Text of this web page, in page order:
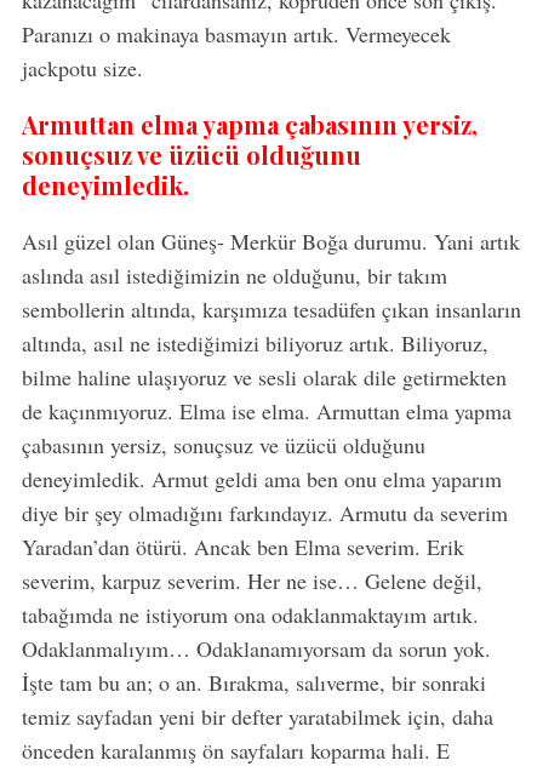
Paranızı o makinaya basmayın artık. Vermeyecek
jackpotu size.
Armuttan elma yapma çabasının yersiz,
sonuçsuz ve üzücü olduğunu
deneyimledik.
Asıl güzel olan Güneş- Merkür Boğa durumu. Yani artık
aslında asıl istediğimizin ne olduğunu, bir takım
sembollerin altında, karşımıza tesadüfen çıkan insanların
altında, asıl ne istediğimizi biliyoruz artık. Biliyoruz,
bilme haline ulaşıyoruz ve sesli olarak dile getirmekten
de kaçınmıyoruz. Elma ise elma. Armuttan elma yapma
çabasının yersiz, sonuçsuz ve üzücü olduğunu
deneyimledik. Armut geldi ama ben onu elma yaparım
diye bir şey olmadığını farkındayız. Armutu da severim
Yaradan’dan ötürü. Ancak ben Elma severim. Erik
severim, karpuz severim. Her ne ise… Gelene değil,
tabağımda ne istiyorum ona odaklanmaktayım artık.
Odaklanmalıyım… Odaklanamıyorsam da sorun yok.
İşte tam bu an; o an. Bırakma, salıverme, bir sonraki
temiz sayfadan yeni bir defter yaratabilmek için, daha
önceden karalanmış ön sayfaları koparma hali. E